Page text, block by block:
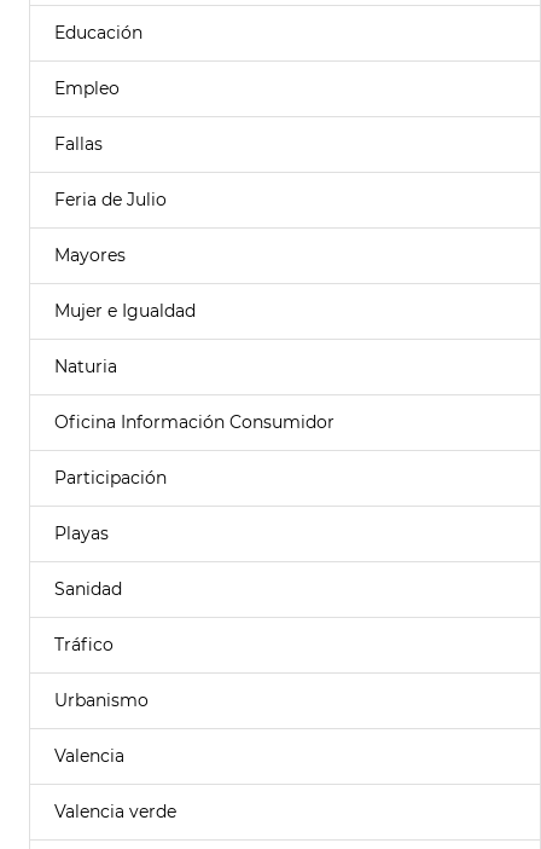
Educación
Empleo
Fallas
Feria de Julio
Mayores
Mujer e Igualdad
Naturia
Oficina Información Consumidor
Participación
Playas
Sanidad
Tráfico
Urbanismo
Valencia
Valencia verde